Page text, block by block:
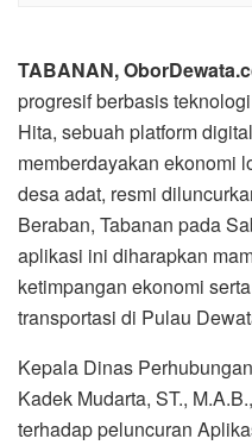
TABANAN,
progresif berbasis
Hita, sebuah platform
memberdayakan ekonomi
desa adat, resmi
Beraban, Tabanan pada
aplikasi ini diharapkan
ketimpangan ekonomi
transportasi di Pulau
​​Kepala Dinas
Kadek Mudarta, ST.,
terhadap peluncuran